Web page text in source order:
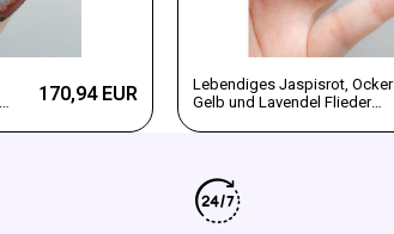
170,94 EUR
Lebendiges Jaspisrot, Ocker
Gelb und Lavendel Flieder